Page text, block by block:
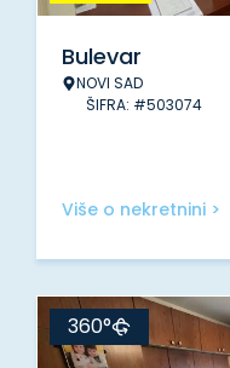
Bulevar
NOVI SAD
ŠIFRA: #503074
Više o nekretnini >
360°